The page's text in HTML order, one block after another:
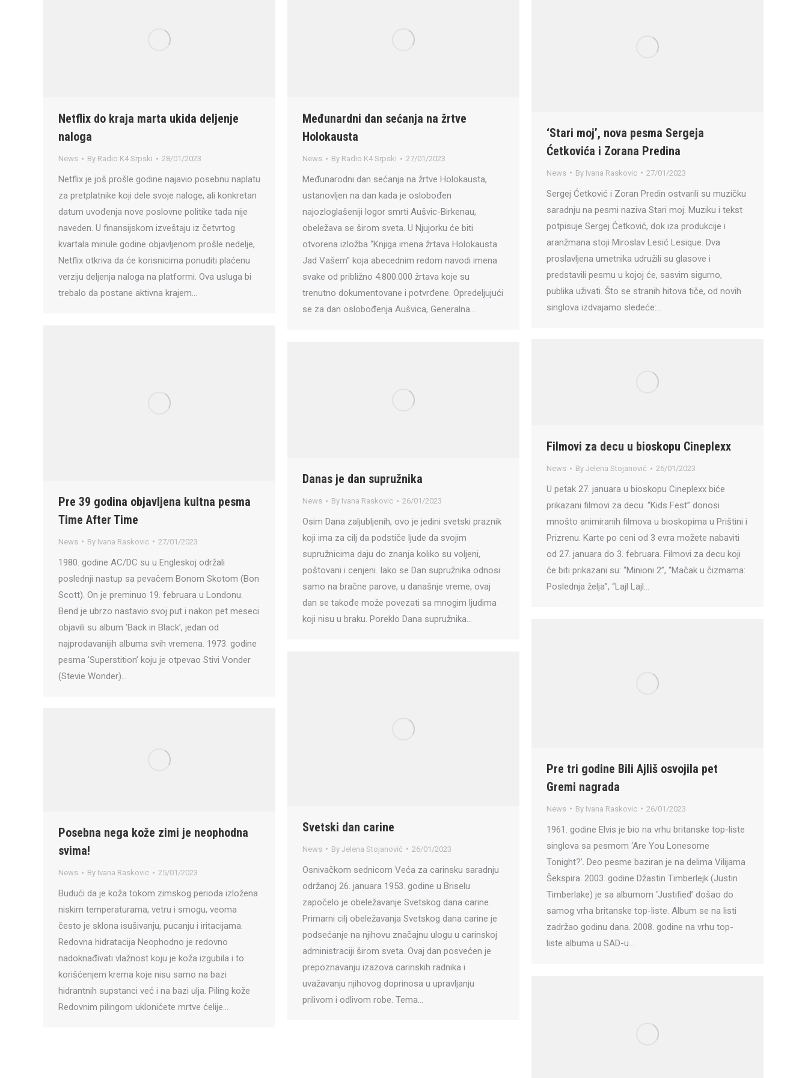
Netflix do kraja marta ukida deljenje
naloga
News By Radio K4 Srpski 28/01/2023
Netflix je još prošle godine najavio posebnu naplatu
za pretplatnike koji dele svoje naloge, ali konkretan
datum uvođenja nove poslovne politike tada nije
naveden. U finansijskom izveštaju iz četvrtog
kvartala minule godine objavljenom prošle nedelje,
Netflix otkriva da će korisnicima ponuditi plaćenu
verziju deljenja naloga na platformi. Ova usluga bi
trebalo da postane aktivna krajem…
Međunardni dan sećanja na žrtve
Holokausta
News By Radio K4 Srpski 27/01/2023
Međunarodni dan sećanja na žrtve Holokausta,
ustanovljen na dan kada je oslobođen
najozloglašeniji logor smrti Aušvic-Birkenau,
obeležava se širom sveta. U Njujorku će biti
otvorena izložba “Knjiga imena žrtava Holokausta
Jad Vašem” koja abecednim redom navodi imena
svake od približno 4.800.000 žrtava koje su
trenutno dokumentovane i potvrđene. Opredeljujući
se za dan oslobođenja Aušvica, Generalna…
‘Stari moj’, nova pesma Sergeja
Ćetkovića i Zorana Predina
News By Ivana Raskovic 27/01/2023
Sergej Ćetković i Zoran Predin ostvarili su muzičku
saradnju na pesmi naziva Stari moj. Muziku i tekst
potpisuje Sergej Ćetković, dok iza produkcije i
aranžmana stoji Miroslav Lesić Lesique. Dva
proslavljena umetnika udružili su glasove i
predstavili pesmu u kojoj će, sasvim sigurno,
publika uživati. Što se stranih hitova tiče, od novih
singlova izdvajamo sledeće:…
Pre 39 godina objavljena kultna pesma
Time After Time
News By Ivana Raskovic 27/01/2023
1980. godine AC/DC su u Engleskoj održali
poslednji nastup sa pevačem Bonom Skotom (Bon
Scott). On je preminuo 19. februara u Londonu.
Bend je ubrzo nastavio svoj put i nakon pet meseci
objavili su album ’Back in Black’, jedan od
najprodavanijih albuma svih vremena. 1973. godine
pesma ’Superstition’ koju je otpevao Stivi Vonder
(Stevie Wonder)…
Filmovi za decu u bioskopu Cineplexx
News By Jelena Stojanović 26/01/2023
U petak 27. januara u bioskopu Cineplexx biće
prikazani filmovi za decu. “Kids Fest” donosi
mnošto animiranih filmova u bioskopima u Prištini i
Prizrenu. Karte po ceni od 3 evra možete nabaviti
od 27. januara do 3. februara. Filmovi za decu koji
će biti prikazani su: “Minioni 2”, “Mačak u čizmama:
Poslednja želja”, “Lajl Lajl…
Danas je dan supružnika
News By Ivana Raskovic 26/01/2023
Osim Dana zaljubljenih, ovo je jedini svetski praznik
koji ima za cilj da podstiče ljude da svojim
supružnicima daju do znanja koliko su voljeni,
poštovani i cenjeni. Iako se Dan supružnika odnosi
samo na bračne parove, u današnje vreme, ovaj
dan se takođe može povezati sa mnogim ljudima
koji nisu u braku. Poreklo Dana supružnika…
Pre tri godine Bili Ajliš osvojila pet
Gremi nagrada
News By Ivana Raskovic 26/01/2023
1961. godine Elvis je bio na vrhu britanske top-liste
singlova sa pesmom ‘Are You Lonesome
Tonight?’. Deo pesme baziran je na delima Vilijama
Šekspira. 2003. godine Džastin Timberlejk (Justin
Timberlake) je sa albumom ‘Justified’ došao do
samog vrha britanske top-liste. Album se na listi
zadržao godinu dana. 2008. godine na vrhu top-
liste albuma u SAD-u…
Svetski dan carine
News By Jelena Stojanović 26/01/2023
Osnivačkom sednicom Veća za carinsku saradnju
održanoj 26. januara 1953. godine u Briselu
započelo je obeležavanje Svetskog dana carine.
Primarni cilj obeležavanja Svetskog dana carine je
podsećanje na njihovu značajnu ulogu u carinskoj
administraciji širom sveta. Ovaj dan posvećen je
prepoznavanju izazova carinskih radnika i
uvažavanju njihovog doprinosa u upravljanju
prilivom i odlivom robe. Tema…
Posebna nega kože zimi je neophodna
svima!
News By Ivana Raskovic 25/01/2023
Budući da je koža tokom zimskog perioda izložena
niskim temperaturama, vetru i smogu, veoma
često je sklona isušivanju, pucanju i iritacijama.
Redovna hidratacija Neophodno je redovno
nadoknađivati vlažnost koju je koža izgubila i to
korišćenjem krema koje nisu samo na bazi
hidrantnih supstanci već i na bazi ulja. Piling kože
Redovnim pilingom uklonićete mrtve ćelije…